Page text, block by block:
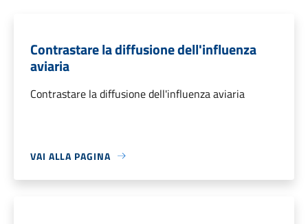
Contrastare la diffusione dell'influenza
aviaria
Contrastare la diffusione dell'influenza aviaria
VAI ALLA PAGINA